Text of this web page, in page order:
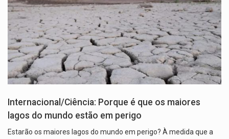
Internacional/Ciência: Porque é que os maiores
lagos do mundo estão em perigo
Estarão os maiores lagos do mundo em perigo? À medida que a